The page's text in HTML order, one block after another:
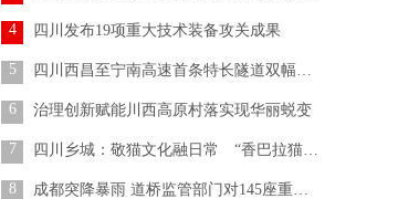
4 四川发布19项重大技术装备攻关成果
5 四川西昌至宁南高速首条特长隧道双幅贯通
6 治理创新赋能川西高原村落实现华丽蜕变
7 四川乡城：敬猫文化融日常 “香巴拉猫”焕新生
8 成都突降暴雨 道桥监管部门对145座重点桥梁开展应急巡查